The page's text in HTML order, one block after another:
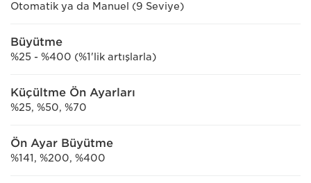
Otomatik ya da Manuel (9 Seviye)
Büyütme
%25 - %400 (%1'lik artışlarla)
Küçültme Ön Ayarları
%25, %50, %70
Ön Ayar Büyütme
%141, %200, %400